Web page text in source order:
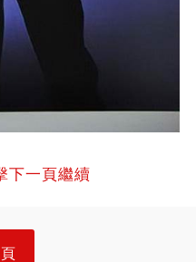
下一頁繼續